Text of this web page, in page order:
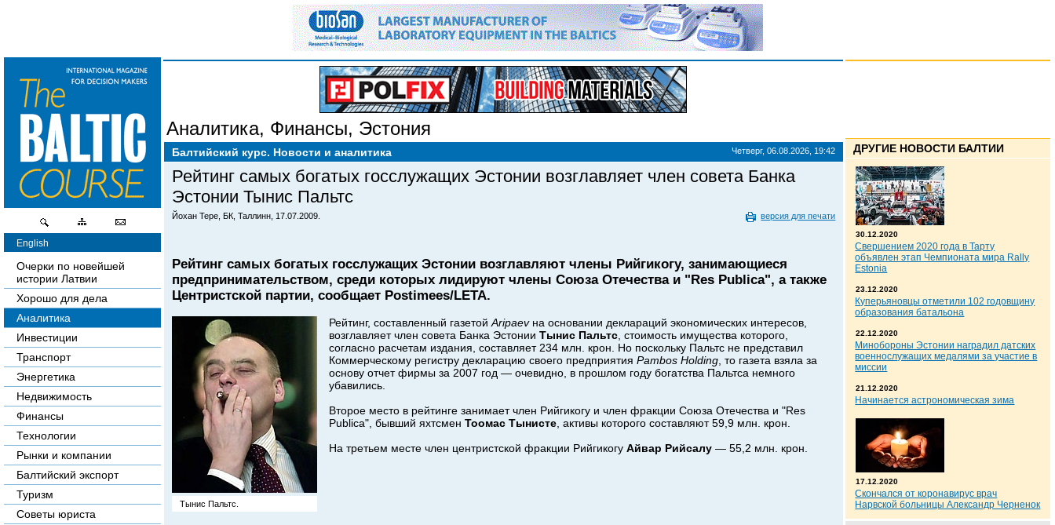
Аналитика, Финансы, Эстония
Балтийский курс. Новости и аналитика Четверг, 06.08.2026, 19:42
Рейтинг самых богатых госслужащих Эстонии возглавляет член совета Банка
Эстонии Тынис Пальтс
Йохан Тере, БК, Таллинн, 17.07.2009. версия для печати
Рейтинг самых богатых госслужащих Эстонии возглавляют члены Рийгикогу, занимающиеся
предпринимательством, среди которых лидируют члены Союза Отечества и "Res Publica", а также
Центристской партии, сообщает Postimees/LETA.
Тынис Пальтс.
Рейтинг, составленный газетой Aripaevна основании деклараций экономических интересов,
возглавляет член совета Банка Эстонии Тынис Пальтс , стоимость имущества которого,
согласно расчетам издания, составляет 234 млн. крон. Но поскольку Пальтс не представил
Коммерческому регистру декларацию своего предприятия Pambos Holding , то газета взяла за
основу отчет фирмы за 2007 год — очевидно, в прошлом году богатства Пальтса немного
убавились.
Второе место в рейтинге занимает член Рийгикогу и член фракции Союза Отечества и "Res
Publica", бывший яхтсмен Тоомас Тынисте , активы которого составляют 59,9 млн. крон.
На третьем месте член центристской фракции Рийгикогу Айвар Рийсалу — 55,2 млн. крон.
English
Очерки по новейшей
истории Латвии
Хорошо для дела
Аналитика
Инвестиции
Транспорт
Энергетика
Недвижимость
Финансы
Технологии
Рынки и компании
Балтийский экспорт
Туризм
Советы юриста
ДРУГИЕ НОВОСТИ БАЛТИИ
30.12.2020
Свершением 2020 года в Тарту
объявлен этап Чемпионата мира Rally
Estonia
23.12.2020
Куперьяновцы отметили 102 годовщину
образования батальона
22.12.2020
Минобороны Эстонии наградил датских
военнослужащих медалями за участие в
миссии
21.12.2020
Начинается астрономическая зима
17.12.2020
Скончался от коронавирус врач
Нарвской больницы Александр Черненок